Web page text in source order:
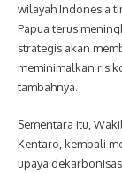
wilayah Indonesia
Papua terus
strategis akan
meminimalkan
tambahnya.
Sementara itu,
Kentaro, kembali
upaya